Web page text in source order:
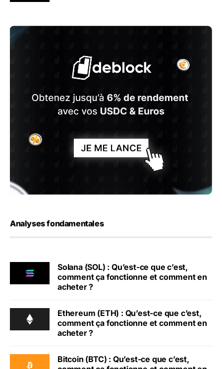
Analyses fondamentales
Solana (SOL) : Qu’est-ce que c’est,
comment ça fonctionne et comment en
acheter ?
Ethereum (ETH) : Qu’est-ce que c’est,
comment ça fonctionne et comment en
acheter ?
Bitcoin (BTC) : Qu’est-ce que c’est,